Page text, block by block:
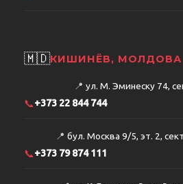
🇲🇩КИШИНЁВ, МОЛДОВА
📍 ул. М. Эминеску 74,
📞+373 22 844 744
📍 бул. Москва 9/5, эт. 2,
📞+373 79 874 111